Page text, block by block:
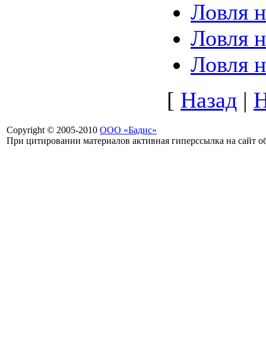
Ловля
Ловля
Ловля
[ Назад |
Copyright © 2005-2010 ООО «Бадис»
При цитировании материалов активная гиперссылка на сайт